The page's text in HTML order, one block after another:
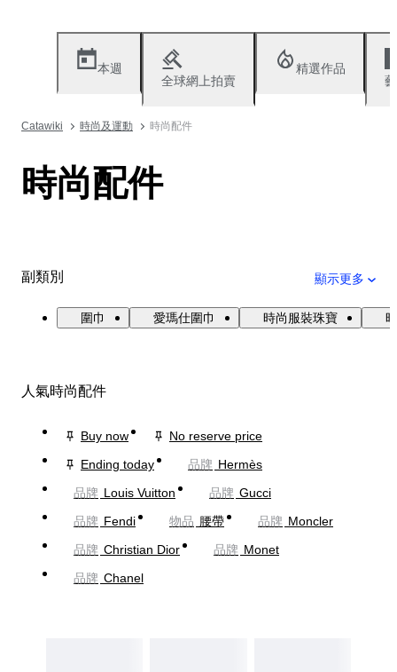
本週
全球網上拍賣
精選作品
Catawiki 時尚及運動 時尚配件
時尚配件
副類別 顯示更多
圍巾 愛瑪仕圍巾 時尚服裝珠寶
人氣時尚配件
Buy now
No reserve price
Ending today
品牌 Hermès
品牌 Louis Vuitton 品牌 Gucci
品牌 Fendi 物品 腰帶 品牌 Moncler
品牌 Christian Dior 品牌 Monet
品牌 Chanel